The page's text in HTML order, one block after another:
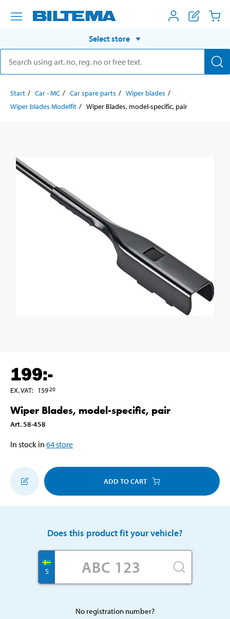
Select store
Start Car - MC Car spare parts
Wiper blades
Wiper blades Modelfit
Wiper Blades, model-specific, pair
199:-
EX. VAT: 15920
Wiper Blades, model-specific, pair
Art. 58-458
In stock in 64store
ADD TO CART
Does this product fit your vehicle?
S
No registration number?